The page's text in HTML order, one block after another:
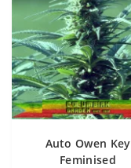
Auto Owen Key
Feminised